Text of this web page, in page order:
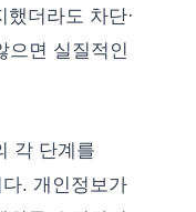
더라도 차단·
으면 실질적인
각 단계를
. 개인정보가